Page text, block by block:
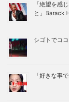
「絶望を感
と」Barack
シゴトでコ
「好きな事